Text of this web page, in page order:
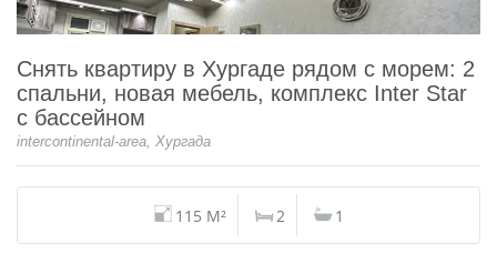
Снять квартиру в Хургаде рядом с морем: 2
спальни, новая мебель, комплекс Inter Star
с бассейном
intercontinental-area, Хургада
115 M² 2 1